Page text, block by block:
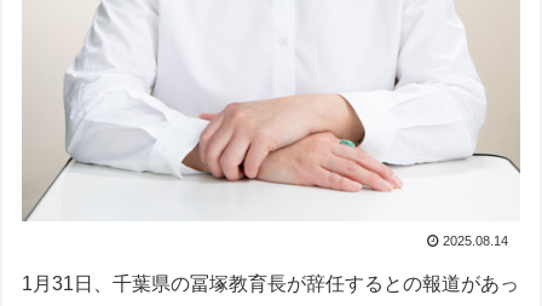
2025.08.14
1月31日、千葉県の冨塚教育長が辞任するとの報道があっ